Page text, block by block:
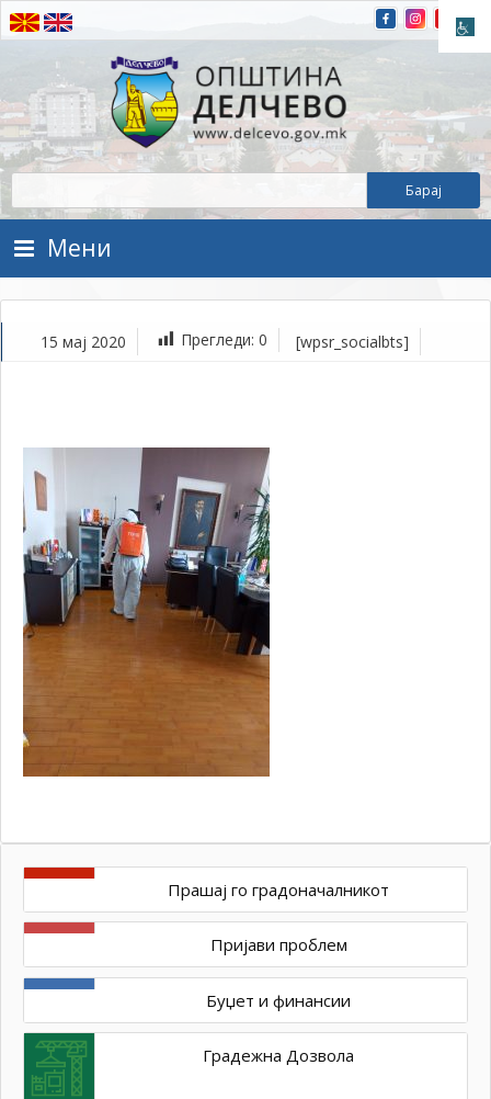
Прескокнете на содржината
Општина Делчево
Општина Делчево
Мени
15 мај 2020 Прегледи: 0 [wpsr_socialbts]
Прашај го градоначалникот
Пријави проблем
Буџет и финансии
Градежна Дозвола